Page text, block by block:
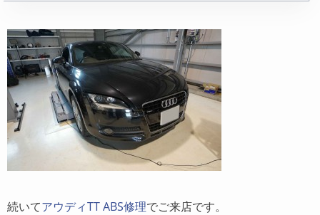
続いてアウディTT ABS修理でご来店です。